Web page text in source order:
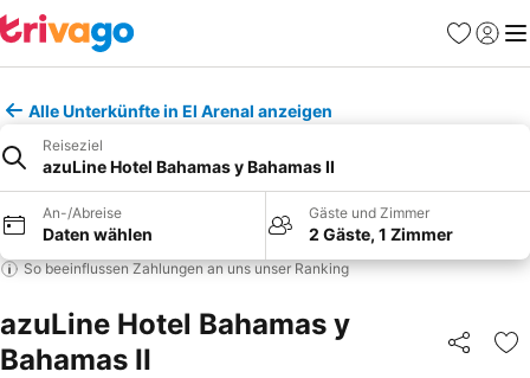
Favoriten
Alle Unterkünfte in El Arenal anzeigen
Reiseziel
azuLine Hotel Bahamas y Bahamas II
An-/Abreise
Daten wählen
Gäste und Zimmer
2 Gäste, 1 Zimmer
So beeinflussen Zahlungen an uns unser Ranking
azuLine Hotel Bahamas y
Bahamas II
Teilen